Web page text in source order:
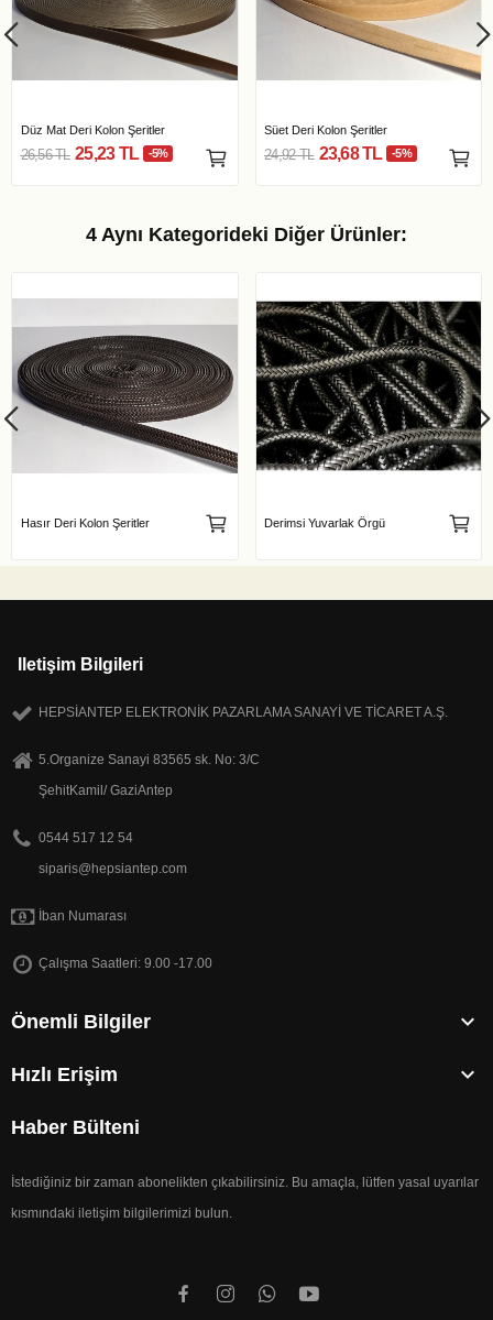
Düz Mat Deri Kolon Şeritler
26,56 TL 25,23 TL -5%
Süet Deri Kolon Şeritler
24,92 TL 23,68 TL -5%
4 Aynı Kategorideki Diğer Ürünler:
Hasır Deri Kolon Şeritler Derimsi Yuvarlak Örgü
Iletişim Bilgileri
HEPSİANTEP ELEKTRONİK PAZARLAMA SANAYİ VE TİCARET A.Ş.
5.Organize Sanayi 83565 sk. No: 3/C
ŞehitKamil/ GaziAntep
0544 517 12 54
siparis@hepsiantep.com
İban Numarası
Çalışma Saatleri: 9.00 -17.00
Önemli Bilgiler 
Hızlı Erişim 
Haber Bülteni
İstediğiniz bir zaman abonelikten çıkabilirsiniz. Bu amaçla, lütfen yasal uyarılar
kısmındaki iletişim bilgilerimizi bulun.